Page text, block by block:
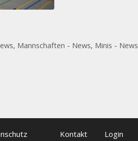
, Mannschaften - News, Minis - News
Kontakt Login